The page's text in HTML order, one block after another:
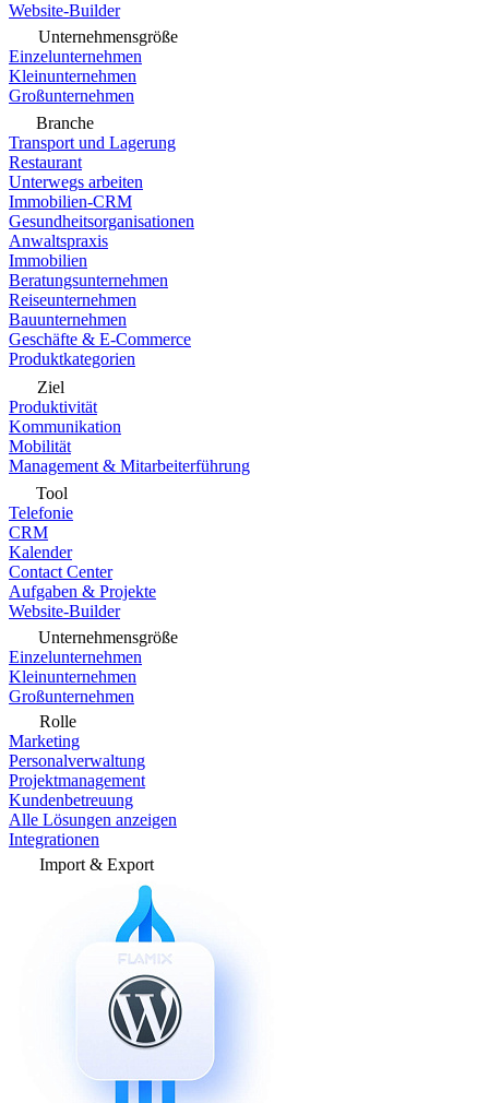
Website-Builder
Unternehmensgröße
Einzelunternehmen
Kleinunternehmen
Großunternehmen
Branche
Transport und Lagerung
Restaurant
Unterwegs arbeiten
Immobilien-CRM
Gesundheitsorganisationen
Anwaltspraxis
Immobilien
Beratungsunternehmen
Reiseunternehmen
Bauunternehmen
Geschäfte & E-Commerce
Produktkategorien
Ziel
Produktivität
Kommunikation
Mobilität
Management & Mitarbeiterführung
Tool
Telefonie
CRM
Kalender
Contact Center
Aufgaben & Projekte
Website-Builder
Unternehmensgröße
Einzelunternehmen
Kleinunternehmen
Großunternehmen
Rolle
Marketing
Personalverwaltung
Projektmanagement
Kundenbetreuung
Alle Lösungen anzeigen
Integrationen
Import & Export